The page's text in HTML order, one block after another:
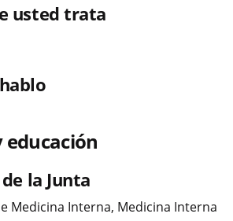
usted trata
educación
la Junta
Medicina Interna, Medicina Interna